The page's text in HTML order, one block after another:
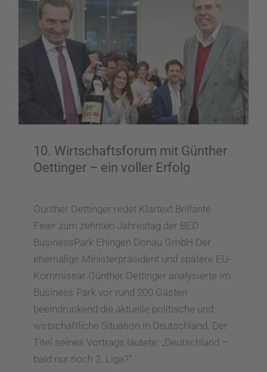
10. Wirtschaftsforum mit Günther
Oettinger – ein voller Erfolg
Günther Oettinger redet Klartext Brillante
Feier zum zehnten Jahrestag der BED
BusinessPark Ehingen Donau GmbH Der
ehemalige Ministerpräsident und spätere EU-
Kommissar Günther Oettinger analysierte im
Business Park vor rund 200 Gästen
beeindruckend die aktuelle politische und
wirtschaftliche Situation in Deutschland. Der
Titel seines Vortrags lautete: „Deutschland –
bald nur noch 2. Liga?“